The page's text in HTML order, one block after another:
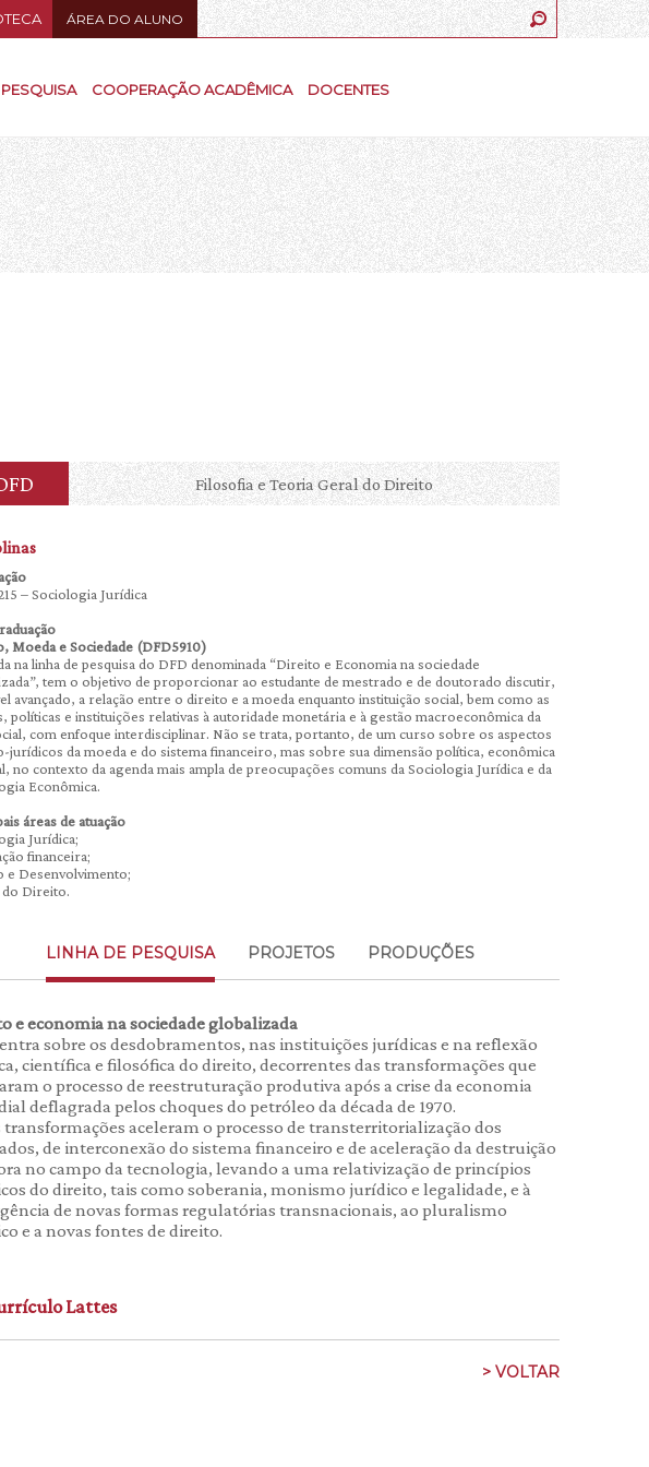
ÁREA DO ALUNO
PESQUISA COOPERAÇÃO ACADÊMICA DOCENTES
Filosofia e Teoria Geral do Direito
– Sociologia Jurídica
Moeda e Sociedade (DFD5910)
na linha de pesquisa do DFD denominada “Direito e Economia na sociedade
tem o objetivo de proporcionar ao estudante de mestrado e de doutorado discutir,
avançado, a relação entre o direito e a moeda enquanto instituição social, bem como as
políticas e instituições relativas à autoridade monetária e à gestão macroeconômica da
com enfoque interdisciplinar. Não se trata, portanto, de um curso sobre os aspectos
jurídicos da moeda e do sistema financeiro, mas sobre sua dimensão política, econômica
no contexto da agenda mais ampla de preocupações comuns da Sociologia Jurídica e da
Econômica.
áreas de atuação
Jurídica;
financeira;
e Desenvolvimento;
do Direito.
LINHA DE PESQUISA PROJETOS PRODUÇÕES
e economia na sociedade globalizada
sobre os desdobramentos, nas instituições jurídicas e na reflexão
científica e filosófica do direito, decorrentes das transformações que
o processo de reestruturação produtiva após a crise da economia
deflagrada pelos choques do petróleo da década de 1970.
transformações aceleram o processo de transterritorialização dos
de interconexão do sistema financeiro e de aceleração da destruição
no campo da tecnologia, levando a uma relativização de princípios
do direito, tais como soberania, monismo jurídico e legalidade, e à
de novas formas regulatórias transnacionais, ao pluralismo
e a novas fontes de direito.
Lattes
> VOLTAR